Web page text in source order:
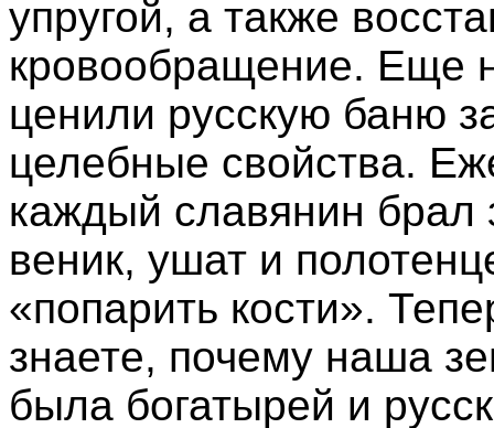
упругой, а также
кровообращение. Еще
ценили русскую баню
целебные свойства.
каждый славянин брал
веник, ушат и
«попарить кости».
знаете, почему наша
была богатырей и